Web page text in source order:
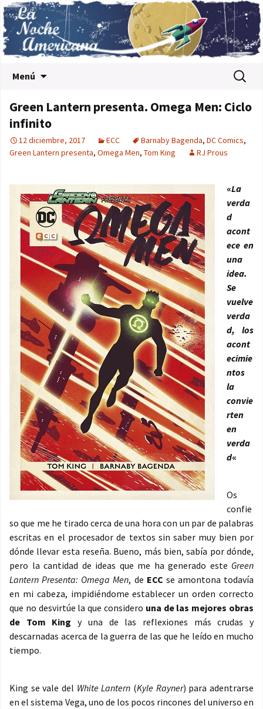
Menú Buscar:
Green Lantern presenta. Omega Men: Ciclo
infinito
12 diciembre, 2017 ECC Barnaby Bagenda, DC Comics,
Green Lantern presenta, Omega Men, Tom King RJ Prous
«La
verda
d
acont
ece en
una
idea.
Se
vuelve
verda
d, los
acont
ecimie
ntos
la
convie
rten
en
verda
d«
Os
confie
so que me he tirado cerca de una hora con un par de palabras
escritas en el procesador de textos sin saber muy bien por
dónde llevar esta reseña. Bueno, más bien, sabía por dónde,
pero la cantidad de ideas que me ha generado este Green
Lantern Presenta: Omega Men, de ECC se amontona todavía
en mi cabeza, impidiéndome establecer un orden correcto
que no desvirtúe la que considero una de las mejores obras
de Tom King y una de las reflexiones más crudas y
descarnadas acerca de la guerra de las que he leído en mucho
tiempo.
King se vale del White Lantern (Kyle Rayner) para adentrarse
en el sistema Vega, uno de los pocos rincones del universo en